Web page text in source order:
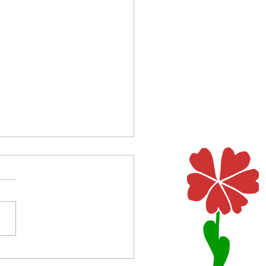
Kinder brauchen große
kleine Füße mit so kleinen